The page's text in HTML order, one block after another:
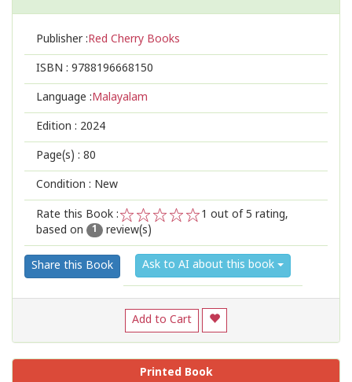
Publisher :Red Cherry Books
ISBN : 9788196668150
Language :Malayalam
Edition : 2024
Page(s) : 80
Condition : New
Rate this Book :
2
1
1 out of 5 rating,
based on
1 review(s)
Share this Book Ask to AI about this book
Add to Cart
Printed Book